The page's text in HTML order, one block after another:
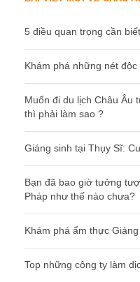
5 điều quan trọng cần
Khám phá những nét
Muốn đi du lịch Châu Âu
thì phải làm sao ?
Giáng sinh tại Thụy Sĩ:
Bạn đã bao giờ tưởng
Pháp như thế nào chưa?
Khám phá ẩm thực
Top những công ty làm